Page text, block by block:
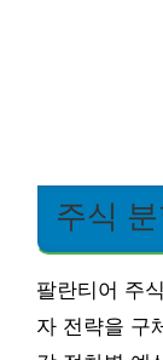
주식
팔란티어 주
자 전략을 구